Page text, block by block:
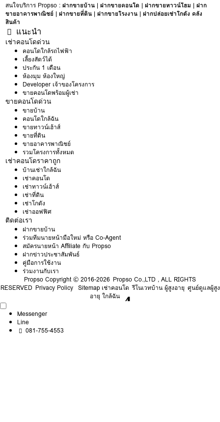
สนใจบริการ Propso :ฝากขายบ้าน |ฝากขายคอนโด |ฝากขายทาวน์โฮม |ฝาก
ขายอาคารพาณิชย์ |ฝากขายที่ดิน |ฝากขายโรงงาน |ฝากปล่อยเช่าโกดัง คลัง
สินค้า
แนะนำ
เช่าคอนโดด่วน
คอนโดใกล้รถไฟฟ้า
เลี้ยงสัตว์ได้
ประกัน 1 เดือน
ห้องมุม ห้องใหญ่
Developer เจ้าของโครงการ
ขายคอนโดพร้อมผู้เช่า
ขายคอนโดด่วน
ขายบ้าน
คอนโดใกล้ฉัน
ขายทาวน์เฮ้าส์
ขายที่ดิน
ขายอาคารพาณิชย์
รวมโครงการทั้งหมด
เช่าคอนโดราคาถูก
บ้านเช่าใกล้ฉัน
เช่าคอนโด
เช่าทาวน์เฮ้าส์
เช่าที่ดิน
เช่าโกดัง
เช่าออฟฟิศ
ติดต่อเรา
ฝากขายบ้าน
ร่วมทีมนายหน้ามือใหม่ หรือ Co-Agent
สมัครนายหน้า Affiliate กับ Propso
ฝากข่าวประชาสัมพันธ์
คู่มือการใช้งาน
ร่วมงานกับเรา
Propso Copyright © 2016-2026 Propso Co.,LTD , ALL RIGHTS
RESERVED Privacy Policy Sitemap เช่าคอนโด รีโนเวทบ้าน ผู้สูงอายุ ศูนย์ดูแลผู้สูง
อายุ ใกล้ฉัน
Messenger
Line
081-755-4553